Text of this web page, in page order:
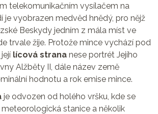
telekomunikačním vysílačem na
je vyobrazen medvěd hnědý, pro nějž
Beskydy jedním z mála míst ve
trvale žije. Protože mince vychází pod
lícová strana nese portrét Jejího
Alžběty II, dále název země
hodnotu a rok emise mince.
je odvozen od holého vršku, kde se
stanice a několik